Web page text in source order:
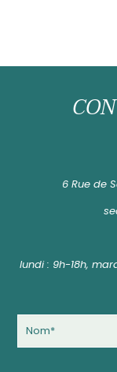
6 Rue de
lundi : 9h-18h,